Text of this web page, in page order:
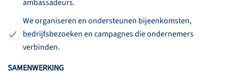
ambassadeurs.
We organiseren en ondersteunen bijeenkomsten,
bedrijfsbezoeken en campagnes die ondernemers
verbinden.
SAMENWERKING